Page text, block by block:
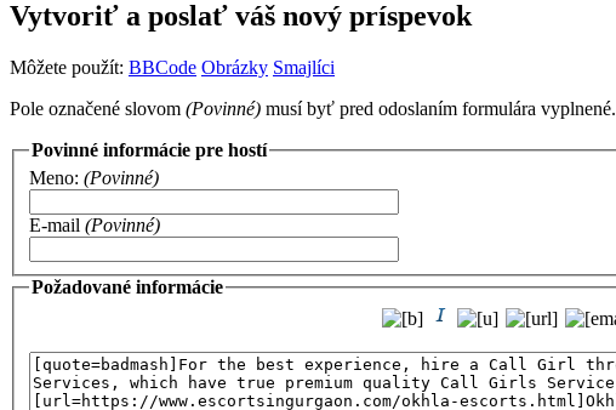
Vytvoriť a poslať váš nový príspevok
Môžete použít: BBCode Obrázky Smajlíci
Pole označené slovom (Povinné) musí byť pred odoslaním formulára vyplnené.
Povinné informácie pre hostí
Meno: (Povinné)
E-mail (Povinné)
Požadované informácie